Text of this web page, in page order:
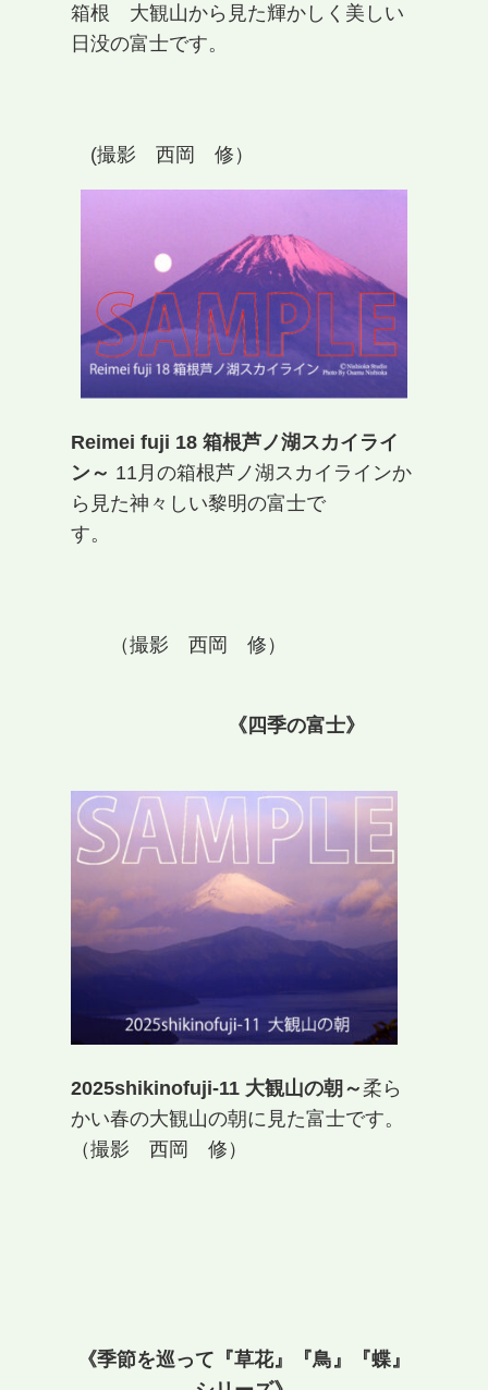
箱根 大観山から見た輝かしく美しい
日没の富士です。
(撮影 西岡 修）
Reimei fuji 18 箱根芦ノ湖スカイライ
ン～ 11月の箱根芦ノ湖スカイラインか
ら見た神々しい黎明の富士で
す。
（撮影 西岡 修）
《四季の富士》
2025shikinofuji-11 大観山の朝～柔ら
かい春の大観山の朝に見た富士です。
（撮影 西岡 修）
《季節を巡って『草花』『鳥』『蝶』